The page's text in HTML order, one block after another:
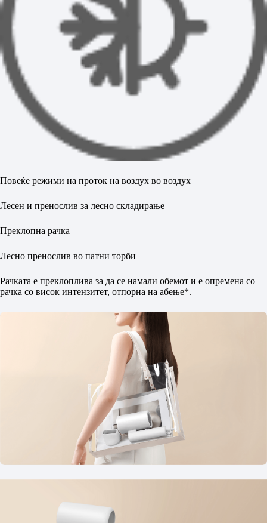
Повеќе режими на проток на воздух во воздух
Лесен и пренослив за лесно складирање
Преклопна рачка
Лесно пренослив во патни торби
Рачката е преклоплива за да се намали обемот и е опремена со
рачка со висок интензитет, отпорна на абење*.